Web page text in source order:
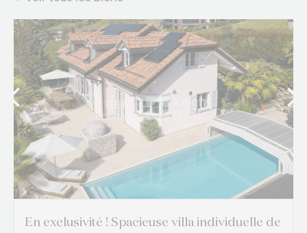
En exclusivité ! Spacieuse villa individuelle de